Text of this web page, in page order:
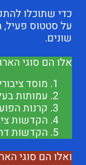
כדי שתוכלו
על סטטוס פעיל,
שונים.
אלו הם סוגי
מוסד
עמותות
קרנות
הקדשות
הקדשות
ואלו הם סוגי